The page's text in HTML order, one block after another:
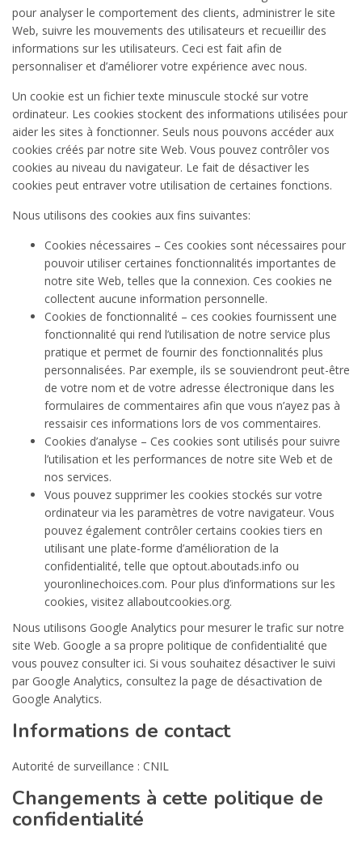
pour analyser le comportement des clients, administrer le site
Web, suivre les mouvements des utilisateurs et recueillir des
informations sur les utilisateurs. Ceci est fait afin de
personnaliser et d’améliorer votre expérience avec nous.
Un cookie est un fichier texte minuscule stocké sur votre
ordinateur. Les cookies stockent des informations utilisées pour
aider les sites à fonctionner. Seuls nous pouvons accéder aux
cookies créés par notre site Web. Vous pouvez contrôler vos
cookies au niveau du navigateur. Le fait de désactiver les
cookies peut entraver votre utilisation de certaines fonctions.
Nous utilisons des cookies aux fins suivantes:
Cookies nécessaires – Ces cookies sont nécessaires pour
pouvoir utiliser certaines fonctionnalités importantes de
notre site Web, telles que la connexion. Ces cookies ne
collectent aucune information personnelle.
Cookies de fonctionnalité – ces cookies fournissent une
fonctionnalité qui rend l’utilisation de notre service plus
pratique et permet de fournir des fonctionnalités plus
personnalisées. Par exemple, ils se souviendront peut-être
de votre nom et de votre adresse électronique dans les
formulaires de commentaires afin que vous n’ayez pas à
ressaisir ces informations lors de vos commentaires.
Cookies d’analyse – Ces cookies sont utilisés pour suivre
l’utilisation et les performances de notre site Web et de
nos services.
Vous pouvez supprimer les cookies stockés sur votre
ordinateur via les paramètres de votre navigateur. Vous
pouvez également contrôler certains cookies tiers en
utilisant une plate-forme d’amélioration de la
confidentialité, telle que optout.aboutads.info ou
youronlinechoices.com. Pour plus d’informations sur les
cookies, visitez allaboutcookies.org.
Nous utilisons Google Analytics pour mesurer le trafic sur notre
site Web. Google a sa propre politique de confidentialité que
vous pouvez consulter ici. Si vous souhaitez désactiver le suivi
par Google Analytics, consultez la page de désactivation de
Google Analytics.
Informations de contact
Autorité de surveillance : CNIL
Changements à cette politique de
confidentialité